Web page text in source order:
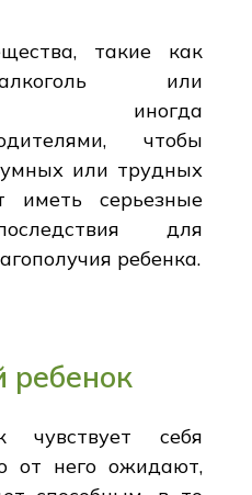
такие как
или
иногда
чтобы
или трудных
иметь серьезные
для
ребенка.
ребенок
чувствует себя
от него ожидают,